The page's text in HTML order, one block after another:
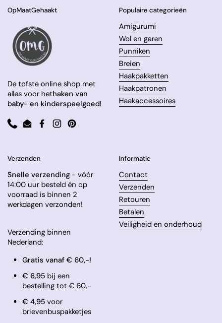
OpMaatGehaakt
De tofste online shop met
alles voor hethaken van
baby- en kinderspeelgoed!
PhoneEmailFacebook
InstagramPinterest
Populaire categorieën
Amigurumi
Wol en garen
Punniken
Breien
Haakpakketten
Haakpatronen
Haakaccessoires
Verzenden
Snelle verzending - vóór
14:00 uur besteld én op
voorraad is binnen 2
werkdagen verzonden!
Verzending binnen
Nederland:
Gratis vanaf € 60,-!
€ 6,95 bij een
bestelling tot € 60,-
​€ 4,95 voor
brievenbuspakketjes
Informatie
Contact
Verzenden
Retouren
Betalen
Veiligheid en onderhoud